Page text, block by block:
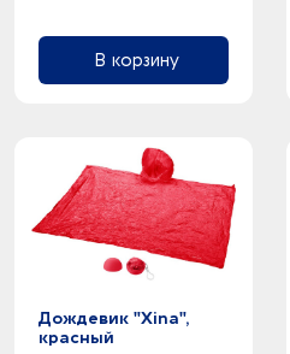
фиолетовый - 1
черный - 10
В корзину
Дождевик "Xina",
красный